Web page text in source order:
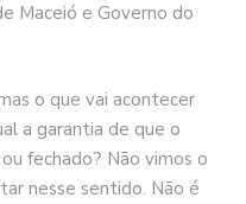
Maceió e Governo do
o que vai acontecer
a garantia de que o
fechado? Não vimos o
nesse sentido. Não é